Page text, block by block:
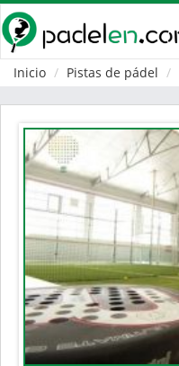
Inicio
Pistas de pádel